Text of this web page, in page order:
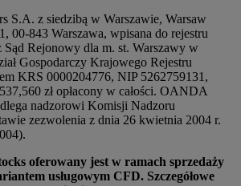
S.A. z siedzibą w Warszawie, Warsaw
00-843 Warszawa, wpisana do rejestru
Sąd Rejonowy dla m. st. Warszawy w
Gospodarczy Krajowego Rejestru
KRS 0000204776, NIP 5262759131,
zł opłacony w całości. OANDA
nadzorowi Komisji Nadzoru
zezwolenia z dnia 26 kwietnia 2004 r.
oferowany jest w ramach sprzedaży
usługowym CFD. Szczegółowe